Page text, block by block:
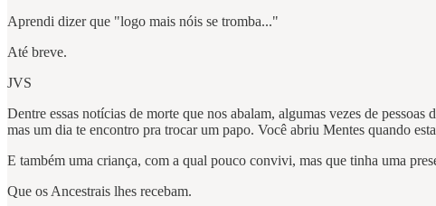
Aprendi dizer que "logo mais nóis se tromba..."
Até breve.
JVS
Dentre essas notícias de morte que nos abalam, algumas vezes de
mas um dia te encontro pra trocar um papo. Você abriu Mentes quando
E também uma criança, com a qual pouco convivi, mas que tinha uma
Que os Ancestrais lhes recebam.